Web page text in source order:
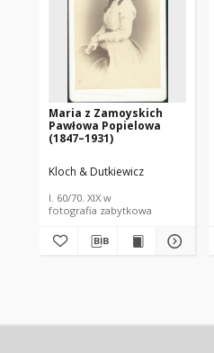
Maria z Zamoyskich
Pawłowa Popielowa
(1847–1931)
Kloch & Dutkiewicz
l. 60/70. XIX w
fotografia zabytkowa